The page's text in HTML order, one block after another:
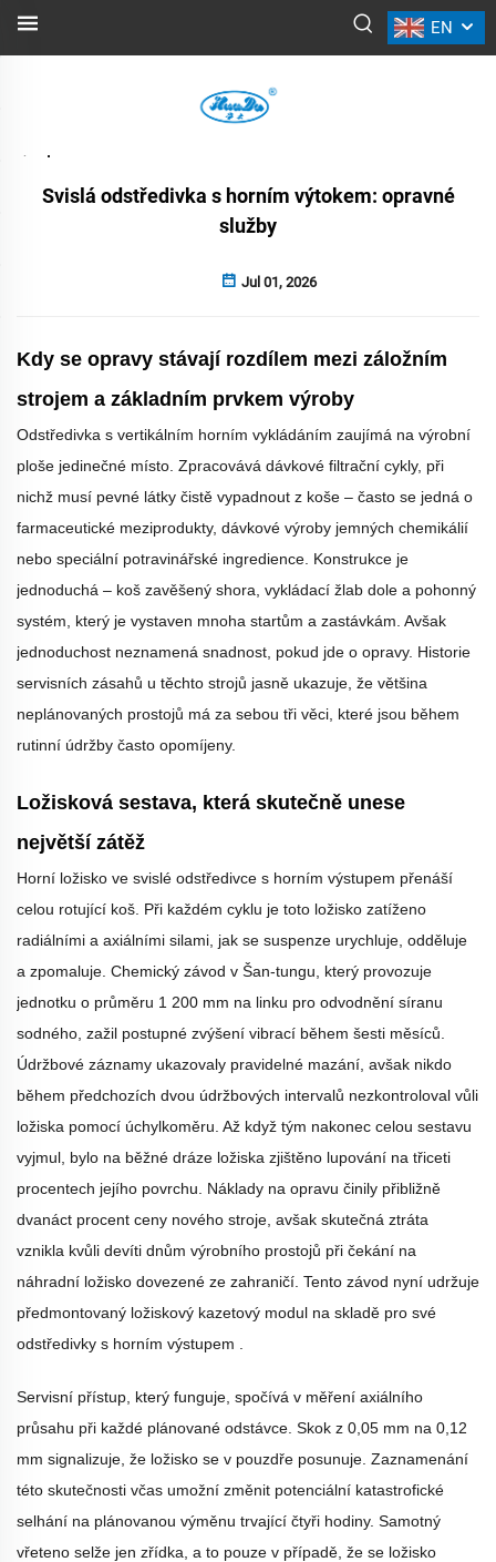
EN
NOVINKY
Svislá odstředivka s horním výtokem: opravné
služby
Jul 01, 2026
Kdy se opravy stávají rozdílem mezi záložním
strojem a základním prvkem výroby
Odstředivka s vertikálním horním vykládáním zaujímá na výrobní
ploše jedinečné místo. Zpracovává dávkové filtrační cykly, při
nichž musí pevné látky čistě vypadnout z koše – často se jedná o
farmaceutické meziprodukty, dávkové výroby jemných chemikálií
nebo speciální potravinářské ingredience. Konstrukce je
jednoduchá – koš zavěšený shora, vykládací žlab dole a pohonný
systém, který je vystaven mnoha startům a zastávkám. Avšak
jednoduchost neznamená snadnost, pokud jde o opravy. Historie
servisních zásahů u těchto strojů jasně ukazuje, že většina
neplánovaných prostojů má za sebou tři věci, které jsou během
rutinní údržby často opomíjeny.
Ložisková sestava, která skutečně unese
největší zátěž
Horní ložisko ve svislé odstředivce s horním výstupem přenáší
celou rotující koš. Při každém cyklu je toto ložisko zatíženo
radiálními a axiálními silami, jak se suspenze urychluje, odděluje
a zpomaluje. Chemický závod v Šan-tungu, který provozuje
jednotku o průměru 1 200 mm na linku pro odvodnění síranu
sodného, zažil postupné zvýšení vibrací během šesti měsíců.
Údržbové záznamy ukazovaly pravidelné mazání, avšak nikdo
během předchozích dvou údržbových intervalů nezkontroloval vůli
ložiska pomocí úchylkoměru. Až když tým nakonec celou sestavu
vyjmul, bylo na běžné dráze ložiska zjištěno lupování na třiceti
procentech jejího povrchu. Náklady na opravu činily přibližně
dvanáct procent ceny nového stroje, avšak skutečná ztráta
vznikla kvůli devíti dnům výrobního prostojů při čekání na
náhradní ložisko dovezené ze zahraničí. Tento závod nyní udržuje
předmontovaný ložiskový kazetový modul na skladě pro své
odstředivky s horním výstupem
Servisní přístup, který funguje, spočívá v měření axiálního
průsahu při každé plánované odstávce. Skok z 0,05 mm na 0,12
mm signalizuje, že ložisko se v pouzdře posunuje. Zaznamenání
této skutečnosti včas umožní změnit potenciální katastrofické
selhání na plánovanou výměnu trvající čtyři hodiny. Samotný
vřeteno selže jen zřídka, a to pouze v případě, že se ložisko